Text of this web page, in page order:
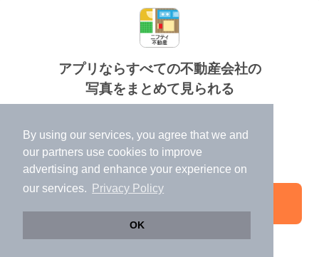
By using our services, you agree that we and
our partners use cookies to improve
advertising and enhance your experience on
our services.
Privacy Policy
OK
アプリならすべての不動産会社の
写真をまとめて見られる
✔️
高速表示で似た物件も見つけやすい
✔️
便利な通知機能も充実
個人情報保護ポリシー 利用規約
©NIFTY Lifestyle Co., Ltd.